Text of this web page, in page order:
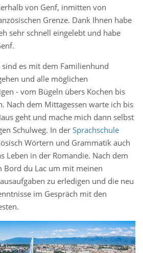
von Genf, inmitten von
Grenze. Dank Ihnen habe
sehr schnell eingelebt und habe
es mit dem Familienhund
und alle möglichen
- vom Bügeln übers Kochen bis
Nach dem Mittagessen warte ich bis
geht und mache mich dann selbst
Schulweg. In der Sprachschule
Wörtern und Grammatik auch
Leben in der Romandie. Nach dem
Bord du Lac um mit meinen
zu erledigen und die neu
im Gespräch mit den